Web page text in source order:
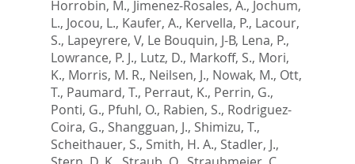
Horrobin, M., Jimenez-Rosales, A., Jochum,
L., Jocou, L., Kaufer, A., Kervella, P., Lacour,
S., Lapeyrere, V, Le Bouquin, J-B, Lena, P.,
Lowrance, P. J., Lutz, D., Markoff, S., Mori,
K., Morris, M. R., Neilsen, J., Nowak, M., Ott,
T., Paumard, T., Perraut, K., Perrin, G.,
Ponti, G., Pfuhl, O., Rabien, S., Rodriguez-
Coira, G., Shangguan, J., Shimizu, T.,
Scheithauer, S., Smith, H. A., Stadler, J.,